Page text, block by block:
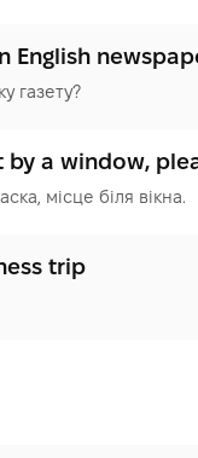
English
газету?
by a window,
місце біля вікна.
trip